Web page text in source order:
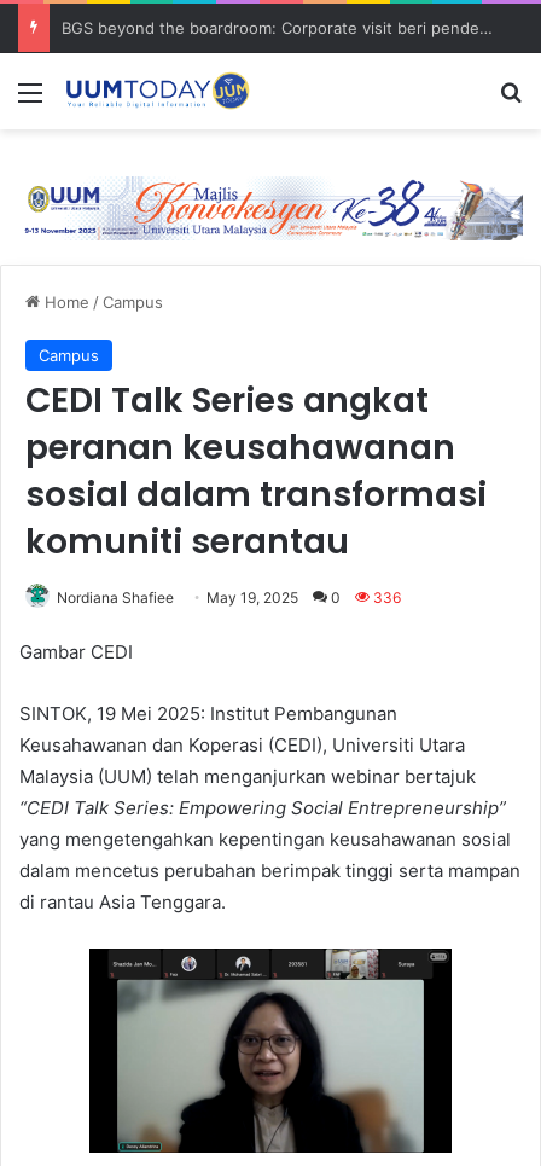
BGS beyond the boardroom: Corporate visit beri pendedahan dunia korporat kepada PELAJAR UUM
Menu
Home /Campus
Campus
CEDI Talk Series angkat
peranan keusahawanan
sosial dalam transformasi
komuniti serantau
Nordiana Shafiee May 19, 2025 0 336
Gambar CEDI
SINTOK, 19 Mei 2025: Institut Pembangunan
Keusahawanan dan Koperasi (CEDI), Universiti Utara
Malaysia (UUM) telah menganjurkan webinar bertajuk
“CEDI Talk Series: Empowering Social Entrepreneurship”
yang mengetengahkan kepentingan keusahawanan sosial
dalam mencetus perubahan berimpak tinggi serta mampan
di rantau Asia Tenggara.